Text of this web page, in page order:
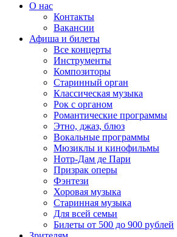
О нас
Контакты
Вакансии
Афиша и билеты
Все концерты
Инструменты
Композиторы
Старинный орган
Классическая музыка
Рок с органом
Романтические программы
Этно, джаз, блюз
Вокальные программы
Мюзиклы и кинофильмы
Нотр-Дам де Пари
Призрак оперы
Фэнтези
Хоровая музыка
Старинная музыка
Для всей семьи
Билеты от 500 до 900 рублей